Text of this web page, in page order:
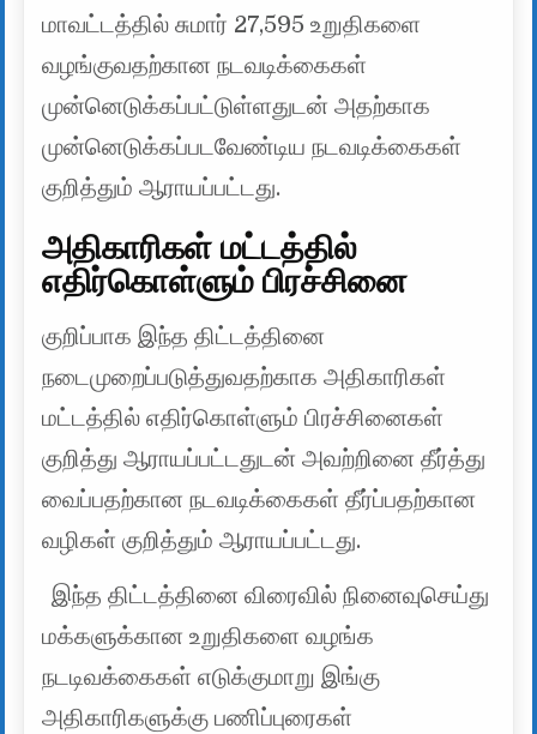
மாவட்டத்தில் சுமார் 27,595 உறுதிகளை
வழங்குவதற்கான நடவடிக்கைகள்
முன்னெடுக்கப்பட்டுள்ளதுடன் அதற்காக
முன்னெடுக்கப்படவேண்டிய நடவடிக்கைகள்
குறித்தும் ஆராயப்பட்டது.
அதிகாரிகள் மட்டத்தில்
எதிர்கொள்ளும் பிரச்சினை
குறிப்பாக இந்த திட்டத்தினை
நடைமுறைப்படுத்துவதற்காக அதிகாரிகள்
மட்டத்தில் எதிர்கொள்ளும் பிரச்சினைகள்
குறித்து ஆராயப்பட்டதுடன் அவற்றினை தீர்த்து
வைப்பதற்கான நடவடிக்கைகள் தீர்ப்பதற்கான
வழிகள் குறித்தும் ஆராயப்பட்டது.
இந்த திட்டத்தினை விரைவில் நினைவுசெய்து
மக்களுக்கான உறுதிகளை வழங்க
நடடிவக்கைகள் எடுக்குமாறு இங்கு
அதிகாரிகளுக்கு பணிப்புரைகள்